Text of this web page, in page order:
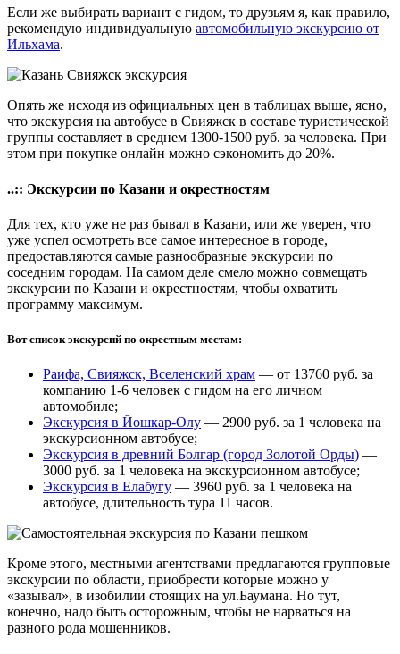
Если же выбирать вариант с гидом, то друзьям я, как правило,
рекомендую индивидуальную автомобильную экскурсию от
Ильхама.
Опять же исходя из официальных цен в таблицах выше, ясно,
что экскурсия на автобусе в Свияжск в составе туристической
группы составляет в среднем 1300-1500 руб. за человека. При
этом при покупке онлайн можно сэкономить до 20%.
..:: Экскурсии по Казани и окрестностям
Для тех, кто уже не раз бывал в Казани, или же уверен, что
уже успел осмотреть все самое интересное в городе,
предоставляются самые разнообразные экскурсии по
соседним городам. На самом деле смело можно совмещать
экскурсии по Казани и окрестностям, чтобы охватить
программу максимум.
Вот список экскурсий по окрестным местам:
Раифа, Свияжск, Вселенский храм — от 13760 руб. за
компанию 1-6 человек с гидом на его личном
автомобиле;
Экскурсия в Йошкар-Олу — 2900 руб. за 1 человека на
экскурсионном автобусе;
Экскурсия в древний Болгар (город Золотой Орды) —
3000 руб. за 1 человека на экскурсионном автобусе;
Экскурсия в Елабугу — 3960 руб. за 1 человека на
автобусе, длительность тура 11 часов.
Кроме этого, местными агентствами предлагаются групповые
экскурсии по области, приобрести которые можно у
«зазывал», в изобилии стоящих на ул.Баумана. Но тут,
конечно, надо быть осторожным, чтобы не нарваться на
разного рода мошенников.